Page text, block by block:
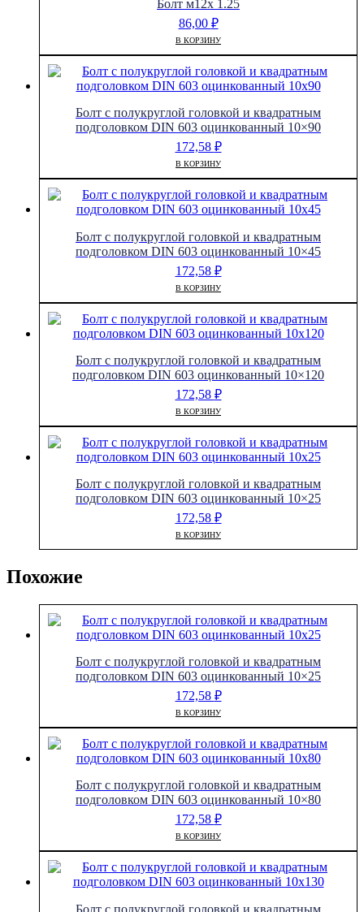
Болт м12х 1.25
86,00 ₽
В КОРЗИНУ
Болт с полукруглой головкой и квадратным
подголовком DIN 603 оцинкованный 10×90
172,58 ₽
В КОРЗИНУ
Болт с полукруглой головкой и квадратным
подголовком DIN 603 оцинкованный 10×45
172,58 ₽
В КОРЗИНУ
Болт с полукруглой головкой и квадратным
подголовком DIN 603 оцинкованный 10×120
172,58 ₽
В КОРЗИНУ
Болт с полукруглой головкой и квадратным
подголовком DIN 603 оцинкованный 10×25
172,58 ₽
В КОРЗИНУ
Похожие
Болт с полукруглой головкой и квадратным
подголовком DIN 603 оцинкованный 10×25
172,58 ₽
В КОРЗИНУ
Болт с полукруглой головкой и квадратным
подголовком DIN 603 оцинкованный 10×80
172,58 ₽
В КОРЗИНУ
Болт с полукруглой головкой и квадратным